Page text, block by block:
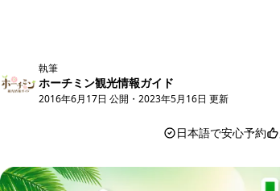
執筆
ホーチミン観光情報ガイド
2016年6月17日 公開 ・ 2023年5月16日 更新
日本語で安心予約